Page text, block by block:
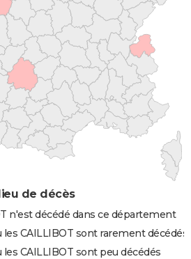
de décès
n'est décédé dans ce département
CAILLIBOT sont rarement décédés
CAILLIBOT sont peu décédés